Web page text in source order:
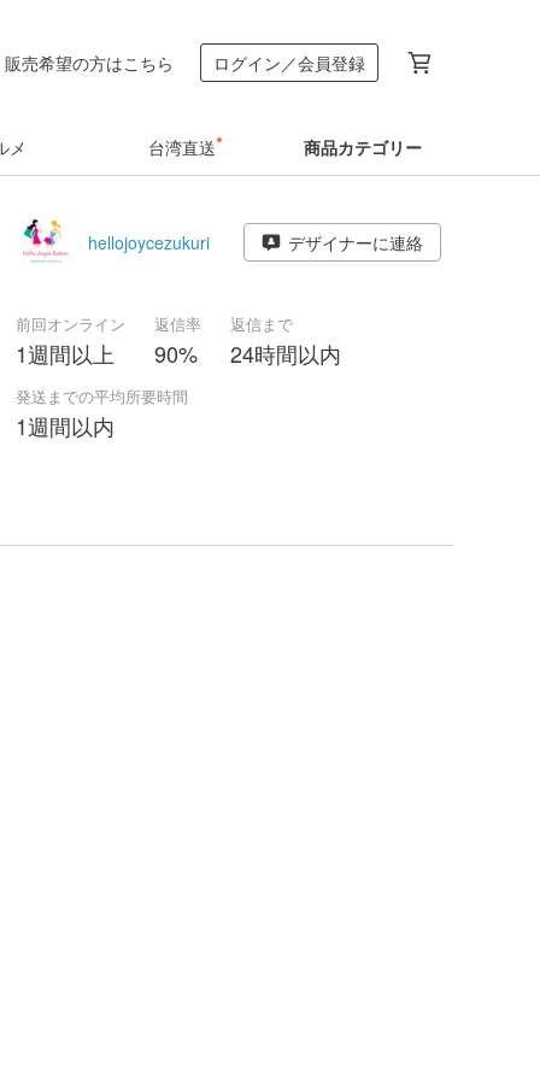
販売希望の方はこちら ログイン／会員登録
メ 台湾直送 商品カテゴリー
hellojoycezukuri デザイナーに連絡
前回オンライン
1週間以上
返信率
90%
返信まで
24時間以内
発送までの平均所要時間
1週間以内